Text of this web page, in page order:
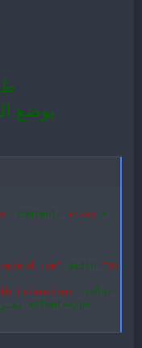
يوضع
content="ar-sa">
eid.rpm" width="35"
Extensions" color=
</font></p>